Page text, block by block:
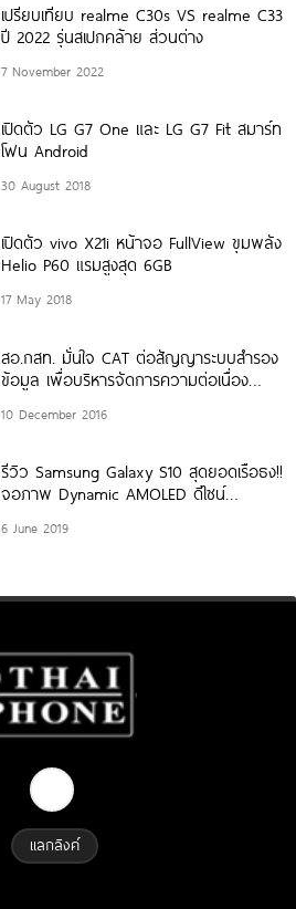
เปรียบเทียบ realme C30s VS realme C33
ปี 2022 รุ่นสเปกคล้าย ส่วนต่าง
7 November 2022
เปิดตัว LG G7 One และ LG G7 Fit สมาร์ท
โฟน Android
30 August 2018
เปิดตัว vivo X21i หน้าจอ FullView ขุมพลัง
Helio P60 แรมสูงสุด 6GB
17 May 2018
สอ.กสท. มั่นใจ CAT ต่อสัญญาระบบสำรอง
ข้อมูล เพื่อบริหารจัดการความต่อเนื่อง
ทันสถานการณ์
10 December 2016
รีวิว Samsung Galaxy S10 สุดยอดเรือธง!!
จอภาพ Dynamic AMOLED ดีไซน์
6 June 2019
แลกลิงค์